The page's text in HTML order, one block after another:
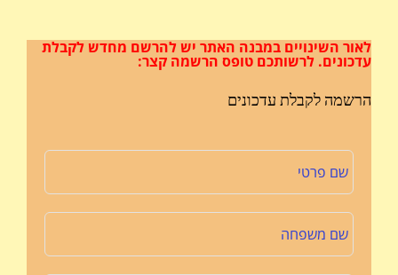
לאור השינויים במבנה האתר יש להרשם מחדש לקבלת
עדכונים. לרשותכם טופס הרשמה קצר:
הרשמה לקבלת עדכונים